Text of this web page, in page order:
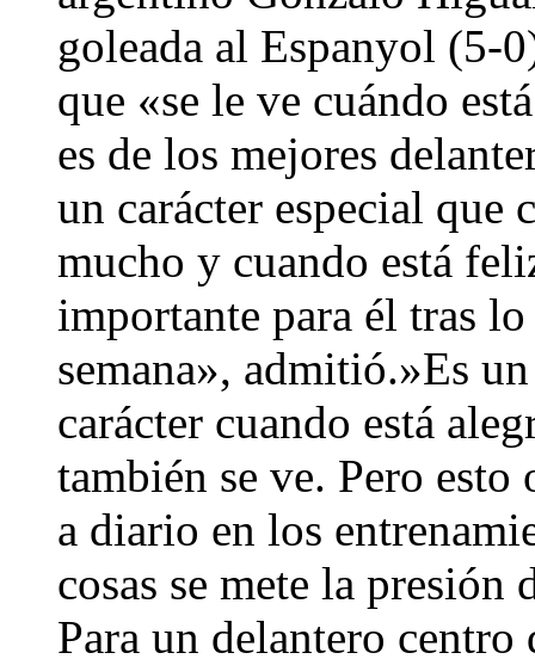
goleada al Espanyol (5-
que «se le ve cuándo
es de los mejores
un carácter especial que
mucho y cuando está
importante para él tras
semana», admitió.»Es
carácter cuando está
también se ve. Pero
a diario en los
cosas se mete la presión
Para un delantero